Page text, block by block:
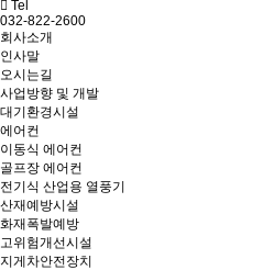
Tel
032-822-2600
회사소개
인사말
오시는길
사업방향 및 개발
대기환경시설
에어컨
이동식 에어컨
골프장 에어컨
전기식 산업용 열풍기
산재예방시설
화재폭발예방
고위험개선시설
지게차안전장치